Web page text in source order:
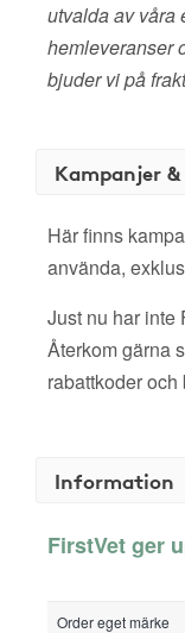
utvalda av våra
hemleveranser
bjuder vi på
Kampanjer
Här finns
använda,
Just nu har inte
Återkom gärna
rabattkoder
Information
FirstVet ger
Order eget märke